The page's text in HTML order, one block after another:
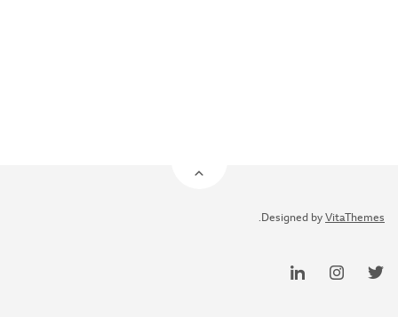
Designed byVitaThemes
.